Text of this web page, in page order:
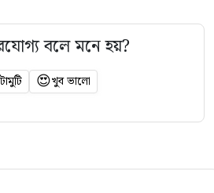
বলে মনে হয়?
😍খুব ভালো